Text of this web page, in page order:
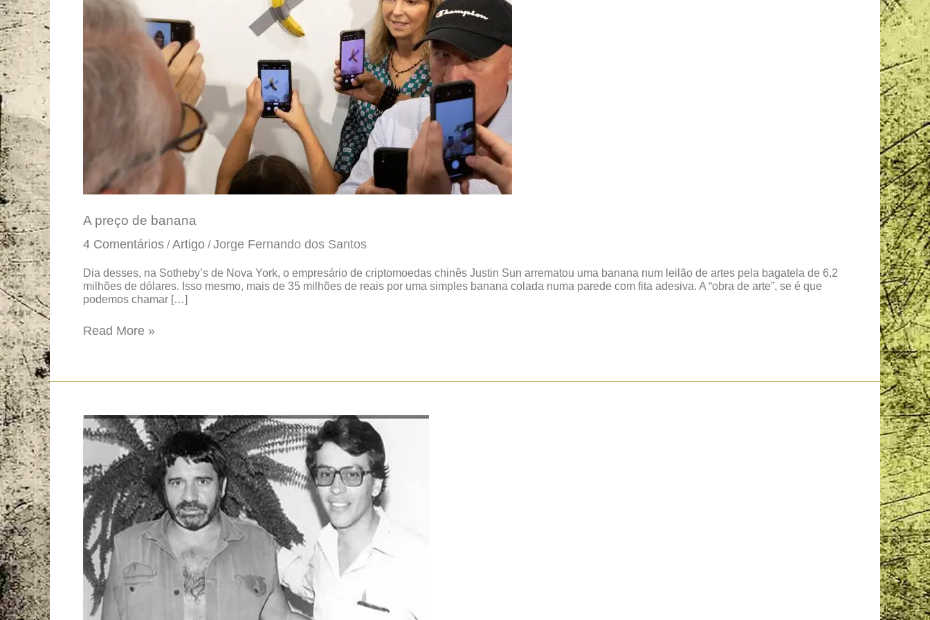
A preço de banana
4 Comentários /Artigo /Jorge Fernando dos Santos
Dia desses, na Sotheby’s de Nova York, o empresário de criptomoedas chinês Justin Sun arrematou uma banana num leilão de artes pela bagatela de 6,2
milhões de dólares. Isso mesmo, mais de 35 milhões de reais por uma simples banana colada numa parede com fita adesiva. A “obra de arte”, se é que
podemos chamar […]
banana
Read More »
Entrevistas
culturais